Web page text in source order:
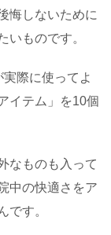
悔しないために
いものです。
際に使ってよ
イテム」を10個
なものも入って
中の快適さをア
です。